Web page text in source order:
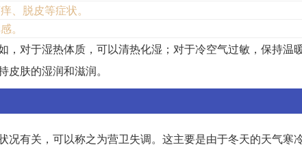
、脱皮等症状。
。
，对于湿热体质，可以清热化湿；对于冷空气过敏，保持温
肤的湿润和滋润。
况有关，可以称之为营卫失调。这主要是由于冬天的天气寒